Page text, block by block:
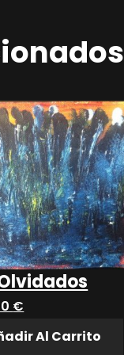
€
Al Carrito